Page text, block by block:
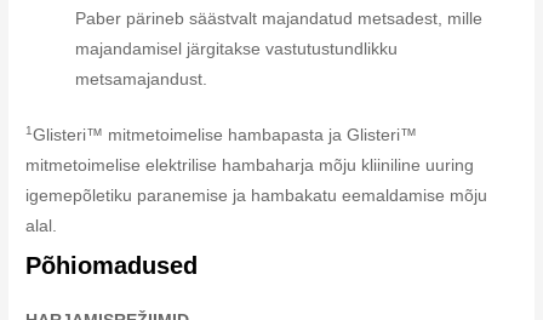
Paber pärineb säästvalt majandatud metsadest, mille
majandamisel järgitakse vastutustundlikku
metsamajandust.
1Glisteri™ mitmetoimelise hambapasta ja Glisteri™
mitmetoimelise elektrilise hambaharja mõju kliiniline uuring
igemepõletiku paranemise ja hambakatu eemaldamise mõju
alal.
Põhiomadused